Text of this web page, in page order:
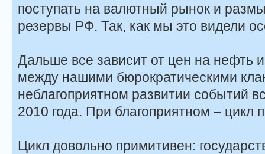
поступать на валютный рынок и
резервы РФ. Так, как мы это видели
Дальше все зависит от цен на нефть
между нашими бюрократическими
неблагоприятном развитии событий
2010 года. При благоприятном – цикл
Цикл довольно примитивен: